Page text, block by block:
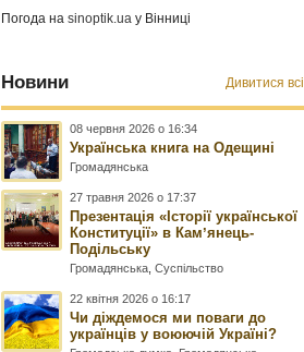
Погода наsinoptik.ua у Вінниці
Новини Дивитися всі
08 червня 2026 о 16:34
Українська книга на Одещині
Громадянська
27 травня 2026 о 17:37
Презентація «Історії української
Конституції» в Камʼянець-
Подільську
Громадянська ,Суспільство
22 квітня 2026 о 16:17
Чи діждемося ми поваги до
українців у воюючій Україні?